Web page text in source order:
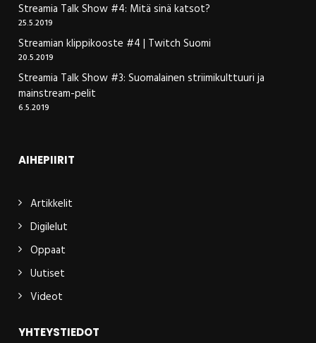
Streamia Talk Show #4: Mitä sinä katsot?
25.5.2019
Streamian klippikooste #4 | Twitch Suomi
20.5.2019
Streamia Talk Show #3: Suomalainen striimikulttuuri ja
mainstream-pelit
6.5.2019
AIHEPIIRIT
Artikkelit
Digilelut
Oppaat
Uutiset
Videot
YHTEYSTIEDOT